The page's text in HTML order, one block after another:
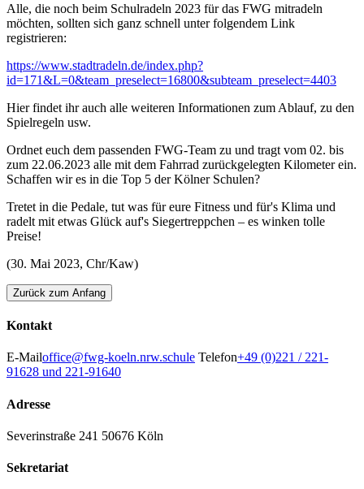
Alle, die noch beim Schulradeln 2023 für das FWG mitradeln
möchten, sollten sich ganz schnell unter folgendem Link
registrieren:
https://www.stadtradeln.de/index.php?
id=171&L=0&team_preselect=16800&subteam_preselect=4403
Hier findet ihr auch alle weiteren Informationen zum Ablauf, zu den
Spielregeln usw.
Ordnet euch dem passenden FWG-Team zu und tragt vom 02. bis
zum 22.06.2023 alle mit dem Fahrrad zurückgelegten Kilometer ein.
Schaffen wir es in die Top 5 der Kölner Schulen?
Tretet in die Pedale, tut was für eure Fitness und für's Klima und
radelt mit etwas Glück auf's Siegertreppchen – es winken tolle
Preise!
(30. Mai 2023, Chr/Kaw)
Zurück zum Anfang
Kontakt
E-Mailoffice@fwg-koeln.nrw.schule Telefon+49 (0)221 / 221-
91628 und 221-91640
Adresse
Severinstraße 241 50676 Köln
Sekretariat